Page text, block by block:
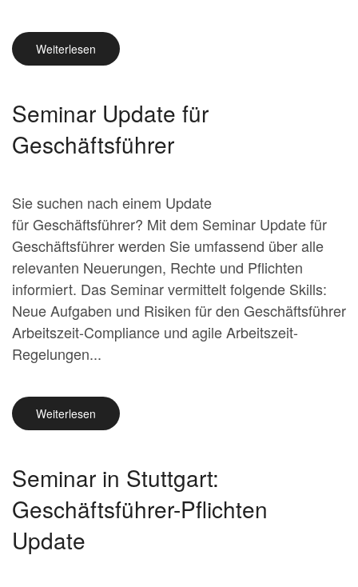
Weiterlesen
Seminar Update für
Geschäftsführer
Sie suchen nach einem Update
für Geschäftsführer? Mit dem Seminar Update für
Geschäftsführer werden Sie umfassend über alle
relevanten Neuerungen, Rechte und Pflichten
informiert. Das Seminar vermittelt folgende Skills:
Neue Aufgaben und Risiken für den Geschäftsführer
Arbeitszeit-Compliance und agile Arbeitszeit-
Regelungen...
Weiterlesen
Seminar in Stuttgart:
Geschäftsführer-Pflichten
Update